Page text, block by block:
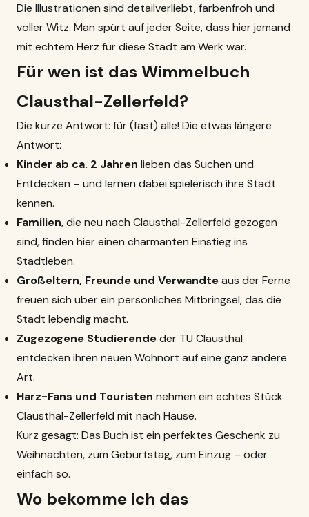
Die Illustrationen sind detailverliebt, farbenfroh und
voller Witz. Man spürt auf jeder Seite, dass hier jemand
mit echtem Herz für diese Stadt am Werk war.
Für wen ist das Wimmelbuch
Clausthal-Zellerfeld?
Die kurze Antwort: für (fast) alle! Die etwas längere
Antwort:
Kinder ab ca. 2 Jahren lieben das Suchen und
Entdecken – und lernen dabei spielerisch ihre Stadt
kennen.
Familien, die neu nach Clausthal-Zellerfeld gezogen
sind, finden hier einen charmanten Einstieg ins
Stadtleben.
Großeltern, Freunde und Verwandteaus der Ferne
freuen sich über ein persönliches Mitbringsel, das die
Stadt lebendig macht.
Zugezogene Studierendeder TU Clausthal
entdecken ihren neuen Wohnort auf eine ganz andere
Art.
Harz-Fans und Touristen nehmen ein echtes Stück
Clausthal-Zellerfeld mit nach Hause.
Kurz gesagt: Das Buch ist ein perfektes Geschenk zu
Weihnachten, zum Geburtstag, zum Einzug – oder
einfach so.
Wo bekomme ich das